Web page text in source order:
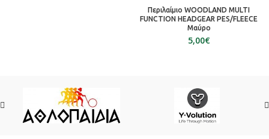
Περιλαίμιο WOODLAND MULTI
FUNCTION HEADGEAR PES/FLEECE
Mαύρο
€